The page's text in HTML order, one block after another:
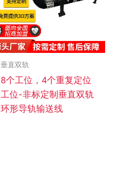
垂直双轨
8个工位，4个重复定位
工位-非标定制垂直双轨
环形导轨输送线